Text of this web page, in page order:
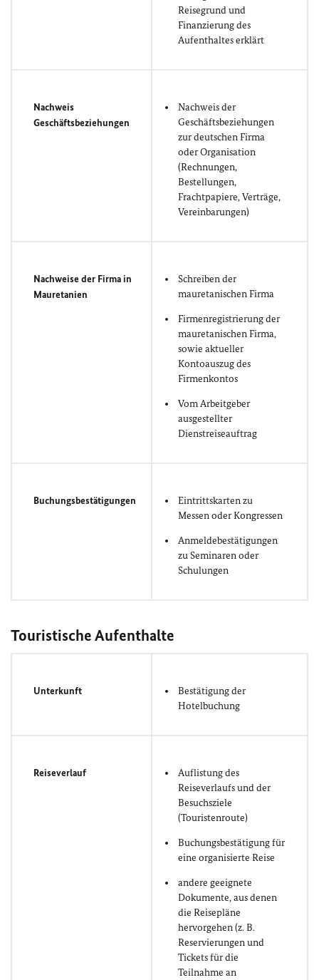
Reisegrund und
Finanzierung des
Aufenthaltes erklärt
Nachweis
Geschäftsbeziehungen
Nachweis der
Geschäftsbeziehungen
zur deutschen Firma
oder Organisation
(Rechnungen,
Bestellungen,
Frachtpapiere, Verträge,
Vereinbarungen)
Nachweise der Firma in
Mauretanien
Schreiben der
mauretanischen Firma
Firmenregistrierung der
mauretanischen Firma,
sowie aktueller
Kontoauszug des
Firmenkontos
Vom Arbeitgeber
ausgestellter
Dienstreiseauftrag
Buchungsbestätigungen
Eintrittskarten zu
Messen oder Kongressen
Anmeldebestätigungen
zu Seminaren oder
Schulungen
Touristische Aufenthalte
Unterkunft
Bestätigung der
Hotelbuchung
Reiseverlauf
Auflistung des
Reiseverlaufs und der
Besuchsziele
(Touristenroute)
Buchungsbestätigung für
eine organisierte Reise
andere geeignete
Dokumente, aus denen
die Reisepläne
hervorgehen (z. B.
Reservierungen und
Tickets für die
Teilnahme an